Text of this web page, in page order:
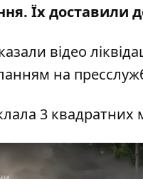
Їх доставили
відео
на
3